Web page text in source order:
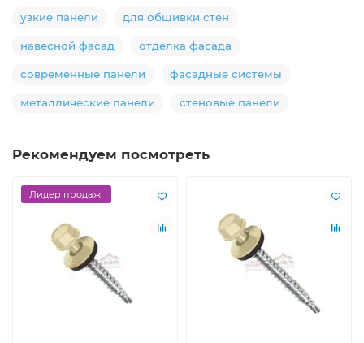
узкие панели для обшивки стен
навесной фасад отделка фасада
современные панели фасадные системы
металлические панели стеновые панели
Рекомендуем посмотреть
Лидер продаж!